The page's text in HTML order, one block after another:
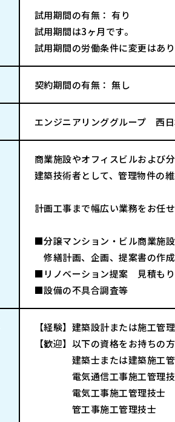
試用期間の有無： 有り
試用期間は3ヶ月です。
試用期間の労働条件に変更はあり
契約期間の有無： 無し
エンジニアリンググループ 西
商業施設やオフィスビルおよび
建築技術者として、管理物件の
計画工事まで幅広い業務をお任
■分譲マンション・ビル商業施
修繕計画、企画、提案書の作
■リノベーション提案 見積も
■設備の不具合調査等
【経験】建築設計または施工管
【歓迎】以下の資格をお持ちの方
建築士または建築施工管
電気通信工事施工管理
電気工事施工管理技士
管工事施工管理技士